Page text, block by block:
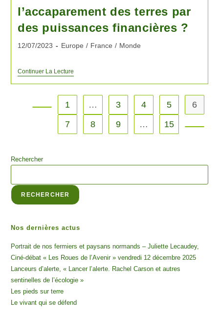
l’accaparement des terres par
des puissances financières ?
12/07/2023 Europe / France / Monde
Continuer La Lecture
1 … 3 4 5
6
7
8 9 … 15
Rechercher
RECHERCHER
Nos dernières actus
Portrait de nos fermiers et paysans normands – Juliette Lecaudey,
Ciné-débat « Les Roues de l’Avenir » vendredi 12 décembre 2025
Lanceurs d’alerte, « Lancer l’alerte. Rachel Carson et autres
sentinelles de l’écologie »
Les pieds sur terre
Le vivant qui se défend